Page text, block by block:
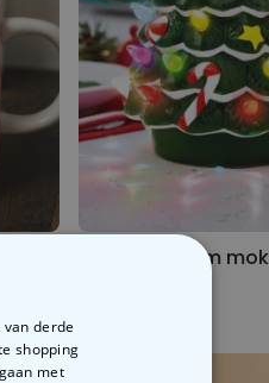
LED kerstboom mok
derde
shopping
met